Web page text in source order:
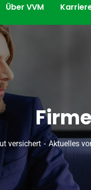
Über VVM
versichert Aktuelles